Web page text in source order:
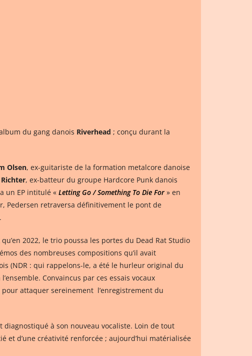
du gang danois Riverhead ; conçu durant la
Olsen, ex-guitariste de la formation metalcore danoise
, ex-batteur du groupe Hardcore Punk danois
un EP intitulé « Letting Go / Something To Die For » en
Pedersen retraversa définitivement le pont de
2022, le trio poussa les portes du Dead Rat Studio
des nombreuses compositions qu’il avait
(NDR : qui rappelons-le, a été le hurleur original du
Convaincus par ces essais vocaux
attaquer sereinement l’enregistrement du
diagnostiqué à son nouveau vocaliste. Loin de tout
et d’une créativité renforcée ; aujourd’hui matérialisée